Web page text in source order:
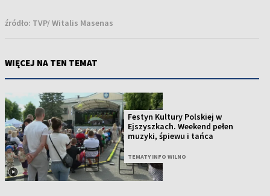
źródło: TVP/ Witalis Masenas
WIĘCEJ NA TEN TEMAT
Festyn Kultury Polskiej w
Ejszyszkach. Weekend pełen
muzyki, śpiewu i tańca
TEMATY INFO WILNO